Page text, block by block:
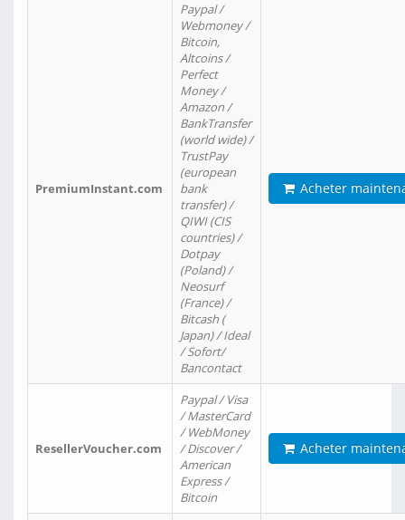
PremiumInstant.com
Paypal /
Webmoney /
Bitcoin,
Altcoins /
Perfect
Money /
Amazon /
BankTransfer
(world wide) /
TrustPay
(european
bank
transfer) /
QIWI (CIS
countries) /
Dotpay
(Poland) /
Neosurf
(France) /
Bitcash (
Japan) / Ideal
/ Sofort/
Bancontact
Acheter
ResellerVoucher.com
Paypal / Visa
/ MasterCard
/ WebMoney
/ Discover /
American
Express /
Bitcoin
Acheter